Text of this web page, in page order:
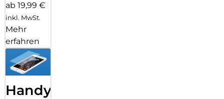
ab 19,99 €
inkl. MwSt.
Mehr
erfahren
Handy